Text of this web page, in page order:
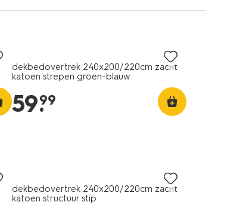
dekbedovertrek 240x200/220cm zacht
katoen strepen groen-blauw
59.
99
dekbedovertrek 240x200/220cm zacht
katoen structuur stip